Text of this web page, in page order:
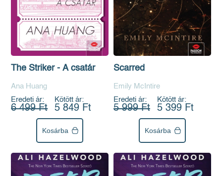
The Striker - A csatár
Ana Huang
Eredeti ár:
6 499 Ft
Kötött ár:
5 849 Ft
Kosárba
Scarred
Emily McIntire
Eredeti ár:
5 999 Ft
Kötött ár:
5 399 Ft
Kosárba